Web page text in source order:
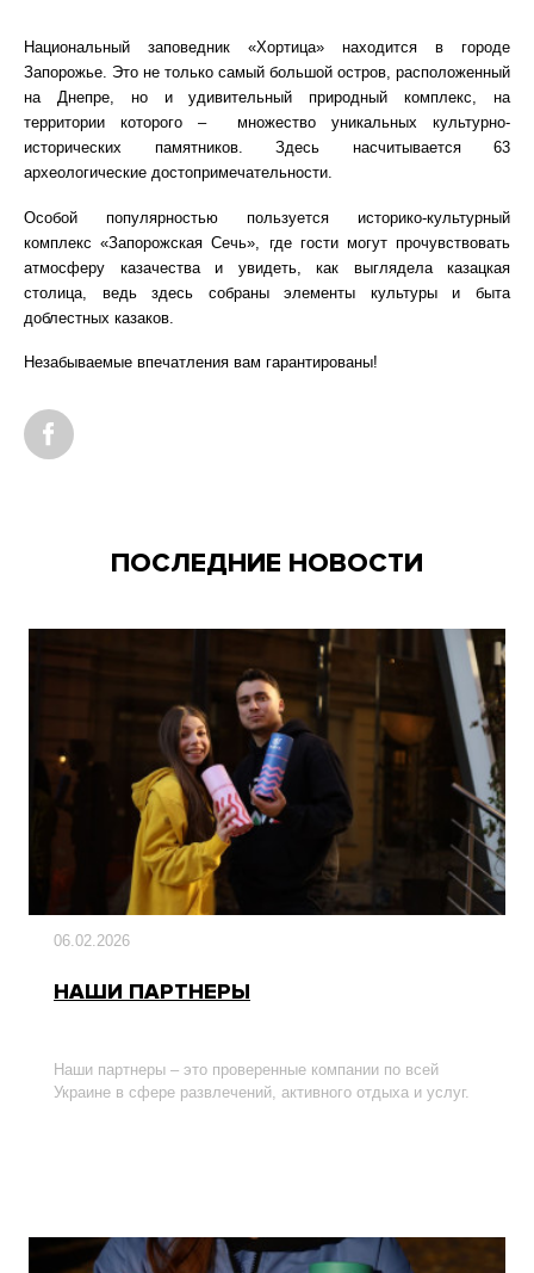
Национальный заповедник «Хортица» находится в городе
Запорожье. Это не только самый большой остров, расположенный
на Днепре, но и удивительный природный комплекс, на
территории которого – множество уникальных культурно-
исторических памятников. Здесь насчитывается 63
археологические достопримечательности.
Особой популярностью пользуется историко-культурный
комплекс «Запорожская Сечь», где гости могут прочувствовать
атмосферу казачества и увидеть, как выглядела казацкая
столица, ведь здесь собраны элементы культуры и быта
доблестных казаков.
Незабываемые впечатления вам гарантированы!
ПОСЛЕДНИЕ НОВОСТИ
06.02.2026
НАШИ ПАРТНЕРЫ
Наши партнеры – это проверенные компании по всей
Украине в сфере развлечений, активного отдыха и услуг.